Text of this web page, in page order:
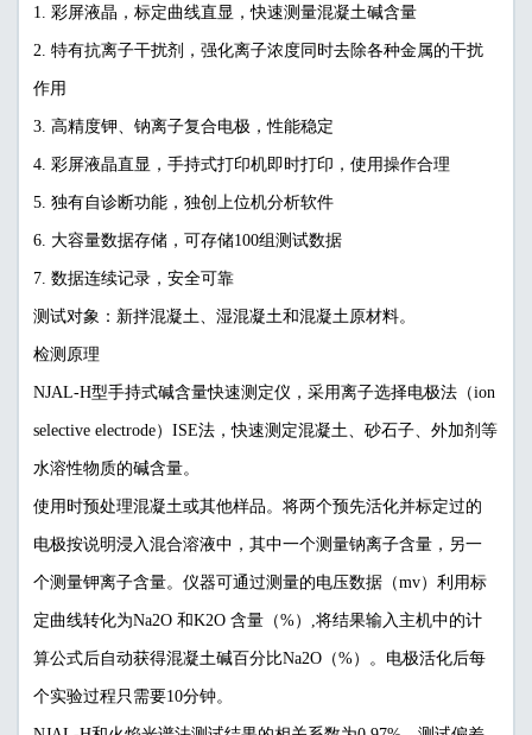
1. 彩屏液晶，标定曲线直显，快速测量混凝土碱含量
2. 特有抗离子干扰剂，强化离子浓度同时去除各种金属的干扰
作用
3. 高精度钾、钠离子复合电极，性能稳定
4. 彩屏液晶直显，手持式打印机即时打印，使用操作合理
5. 独有自诊断功能，独创上位机分析软件
6. 大容量数据存储，可存储100组测试数据
7. 数据连续记录，安全可靠
测试对象：新拌混凝土、湿混凝土和混凝土原材料。
检测原理
NJAL-H型手持式碱含量快速测定仪，采用离子选择电极法（ion
selective electrode）ISE法，快速测定混凝土、砂石子、外加剂等
水溶性物质的碱含量。
使用时预处理混凝土或其他样品。将两个预先活化并标定过的
电极按说明浸入混合溶液中，其中一个测量钠离子含量，另一
个测量钾离子含量。仪器可通过测量的电压数据（mv）利用标
定曲线转化为Na2O 和K2O 含量（%）,将结果输入主机中的计
算公式后自动获得混凝土碱百分比Na2O（%）。电极活化后每
个实验过程只需要10分钟。